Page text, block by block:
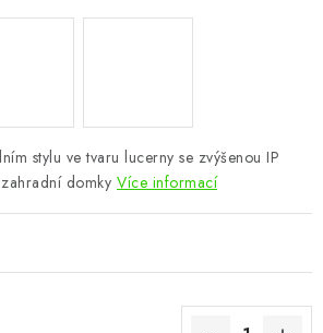
Reklamace a odstoupení od smlouvy
stylu ve tvaru lucerny se zvýšenou IP
domky Více informací